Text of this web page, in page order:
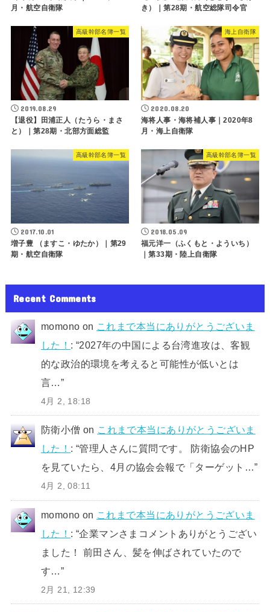
月・航空自衛隊
き）｜第28期・航空総隊司令官
高級幹部名簿一覧
2019.08.29
【退役】田浦正人（たうら・まさ
と）｜第28期・北部方面総監
海上自衛隊
2020.08.20
海将人事・海将補人事｜2020年8
月・海上自衛隊
高級幹部名簿一覧
2017.10.01
増子豊 （ますこ・ゆたか）｜第29
期・航空自衛隊
高級幹部名簿一覧
2018.05.09
福元洋一（ふくもと・よういち）
｜第33期・陸上自衛隊
Recent Comments
momono on これまで本当にありがとうございま
した！ : “2027年の中国による台湾進攻は、客観
的な政治的環境を考えると可能性が低いとは
言…”
4月 2, 18:18
防衛小僧 on これまで本当にありがとうございま
した！ : “管理人さんに質問です。 防衛協会のHP
を見ていたら、4月の協会会報で「ターゲット…”
4月 2, 08:11
momono on これまで本当にありがとうございま
した！ : “企業マンさまコメントありがとうござい
ました！ 前田さん、髪を伸ばされていたので
す…”
2月 21, 12:39